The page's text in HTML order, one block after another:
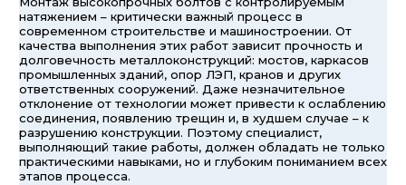
натяжением – критически важный процесс в
современном строительстве и машиностроении. От
качества выполнения этих работ зависит прочность и
долговечность металлоконструкций: мостов, каркасов
промышленных зданий, опор ЛЭП, кранов и других
ответственных сооружений. Даже незначительное
отклонение от технологии может привести к ослаблению
соединения, появлению трещин и, в худшем случае – к
разрушению конструкции. Поэтому специалист,
выполняющий такие работы, должен обладать не только
практическими навыками, но и глубоким пониманием всех
этапов процесса.